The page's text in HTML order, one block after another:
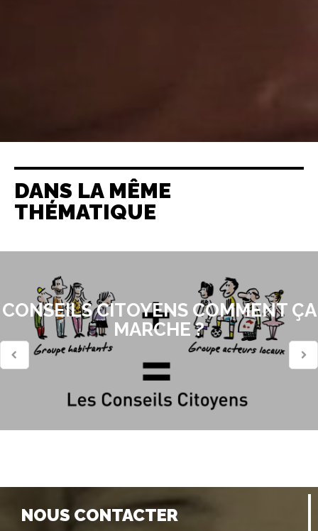
DANS LA MÊME
THÉMATIQUE
CONSEILS CITOYENS COMMENT ÇA
MARCHE ?
NOUS CONTACTER